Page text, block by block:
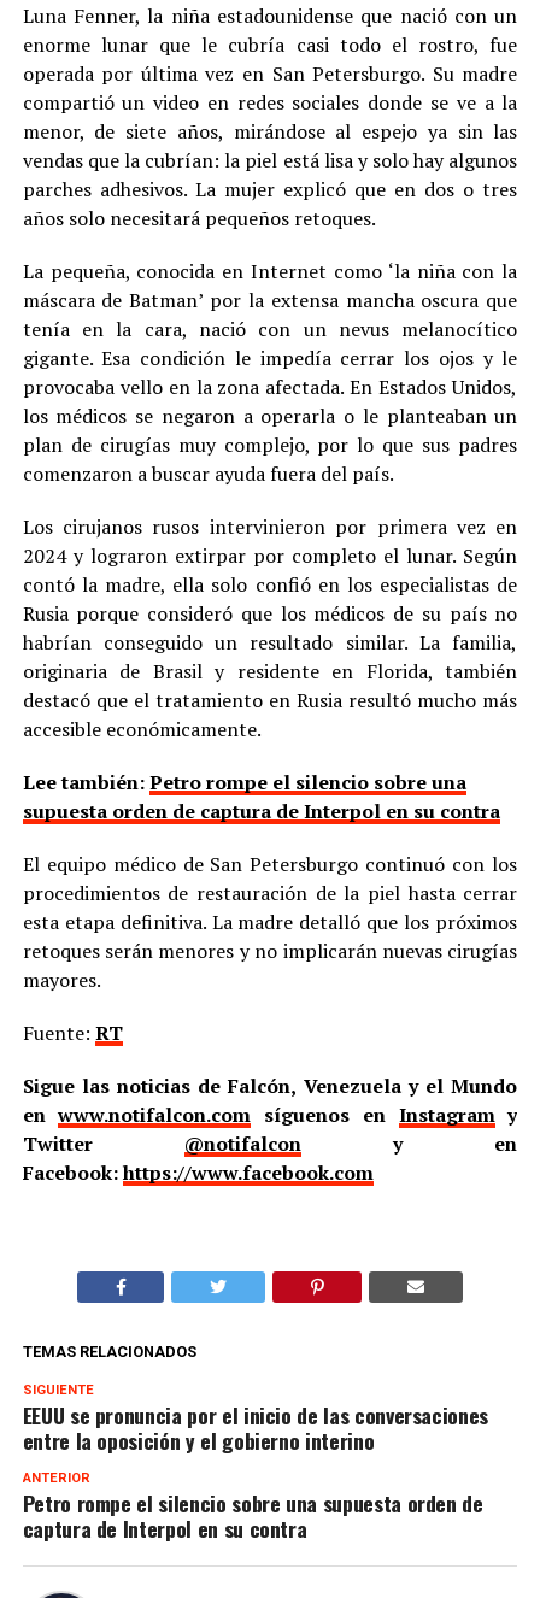
Luna Fenner, la niña estadounidense que nació con un
enorme lunar que le cubría casi todo el rostro, fue
operada por última vez en San Petersburgo. Su madre
compartió un video en redes sociales donde se ve a la
menor, de siete años, mirándose al espejo ya sin las
vendas que la cubrían: la piel está lisa y solo hay algunos
parches adhesivos. La mujer explicó que en dos o tres
años solo necesitará pequeños retoques.
La pequeña, conocida en Internet como ‘la niña con la
máscara de Batman’ por la extensa mancha oscura que
tenía en la cara, nació con un nevus melanocítico
gigante. Esa condición le impedía cerrar los ojos y le
provocaba vello en la zona afectada. En Estados Unidos,
los médicos se negaron a operarla o le planteaban un
plan de cirugías muy complejo, por lo que sus padres
comenzaron a buscar ayuda fuera del país.
Los cirujanos rusos intervinieron por primera vez en
2024 y lograron extirpar por completo el lunar. Según
contó la madre, ella solo confió en los especialistas de
Rusia porque consideró que los médicos de su país no
habrían conseguido un resultado similar. La familia,
originaria de Brasil y residente en Florida, también
destacó que el tratamiento en Rusia resultó mucho más
accesible económicamente.
Lee también:Petro rompe el silencio sobre una
supuesta orden de captura de Interpol en su contra
El equipo médico de San Petersburgo continuó con los
procedimientos de restauración de la piel hasta cerrar
esta etapa definitiva. La madre detalló que los próximos
retoques serán menores y no implicarán nuevas cirugías
mayores.
Fuente: RT
Sigue las noticias de Falcón, Venezuela y el Mundo
enwww.notifalcon.com síguenos en Instagramy
Twitter @notifalcony en
Facebook:https://www.facebook.com
TEMAS RELACIONADOS
SIGUIENTE
EEUU se pronuncia por el inicio de las conversaciones
entre la oposición y el gobierno interino
ANTERIOR
Petro rompe el silencio sobre una supuesta orden de
captura de Interpol en su contra